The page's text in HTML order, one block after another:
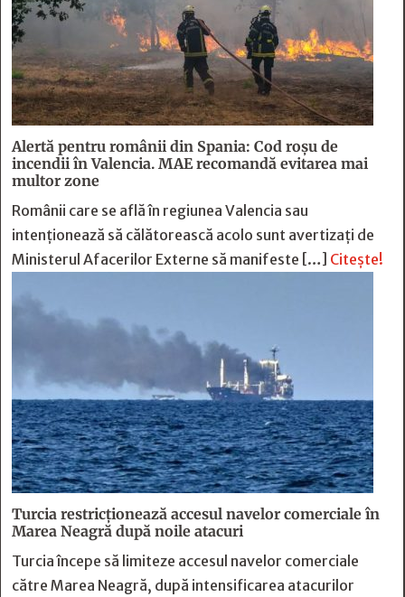
Alertă pentru românii din Spania: Cod roșu de
incendii în Valencia. MAE recomandă evitarea mai
multor zone
Românii care se află în regiunea Valencia sau
intenționează să călătorească acolo sunt avertizați de
Ministerul Afacerilor Externe să manifeste […] Citește!
Turcia restricționează accesul navelor comerciale în
Marea Neagră după noile atacuri
Turcia începe să limiteze accesul navelor comerciale
către Marea Neagră, după intensificarea atacurilor